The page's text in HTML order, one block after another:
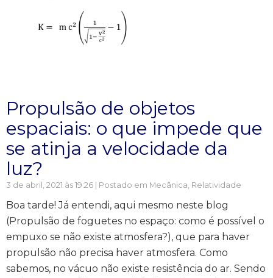
Propulsão de objetos
espaciais: o que impede que
se atinja a velocidade da
luz?
3 de abril, 2021 às 19:26 | Postado em Mecânica, Relatividade
Boa tarde! Já entendi, aqui mesmo neste blog
(Propulsão de foguetes no espaço: como é possível o
empuxo se não existe atmosfera?), que para haver
propulsão não precisa haver atmosfera. Como
sabemos, no vácuo não existe resistência do ar. Sendo